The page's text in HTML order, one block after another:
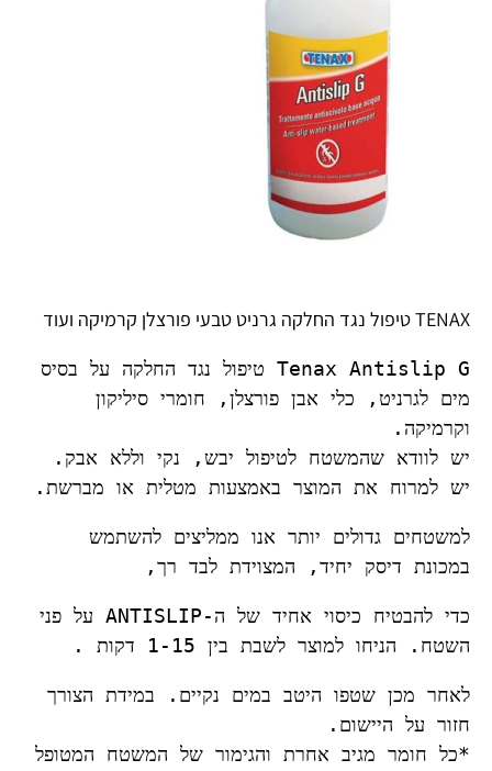
TENAX טיפול נגד החלקה גרניט טבעי פורצלן קרמיקה ועוד
וקרמיקה.
יש למרוח את המוצר באמצעות מטלית או מברשת.
במכונת דיסק יחיד, המצוידת לבד רך,
השטח. הניחו למוצר לשבת בין 1-15 דקות .